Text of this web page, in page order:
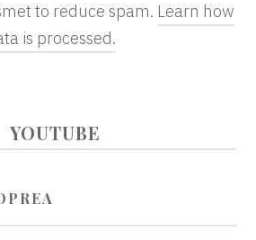
to reduce spam. Learn how
is processed.
YOUTUBE